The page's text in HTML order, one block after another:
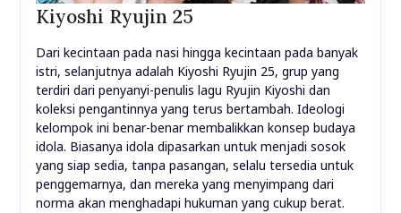
Kiyoshi Ryujin 25
Dari kecintaan pada nasi hingga kecintaan pada banyak
istri, selanjutnya adalah Kiyoshi Ryujin 25, grup yang
terdiri dari penyanyi-penulis lagu Ryujin Kiyoshi dan
koleksi pengantinnya yang terus bertambah. Ideologi
kelompok ini benar-benar membalikkan konsep budaya
idola. Biasanya idola dipasarkan untuk menjadi sosok
yang siap sedia, tanpa pasangan, selalu tersedia untuk
penggemarnya, dan mereka yang menyimpang dari
norma akan menghadapi hukuman yang cukup berat.